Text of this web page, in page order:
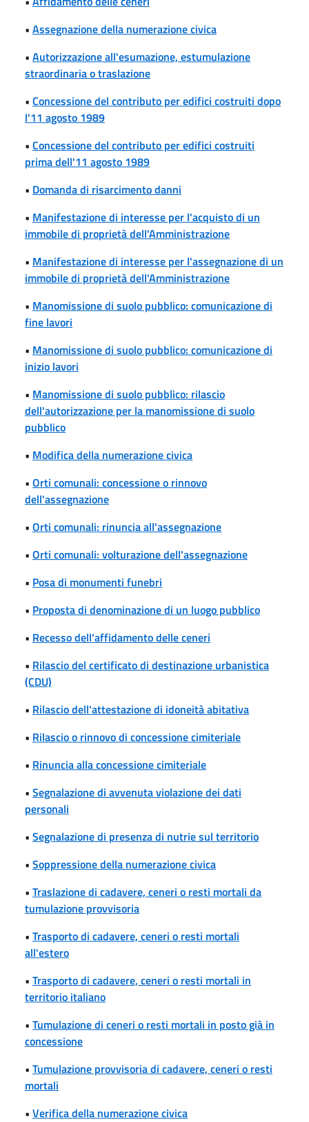
• Assegnazione della numerazione civica
• Autorizzazione all'esumazione, estumulazione
straordinaria o traslazione
• Concessione del contributo per edifici costruiti dopo
l'11 agosto 1989
• Concessione del contributo per edifici costruiti
prima dell'11 agosto 1989
• Domanda di risarcimento danni
• Manifestazione di interesse per l'acquisto di un
immobile di proprietà dell'Amministrazione
• Manifestazione di interesse per l'assegnazione di un
immobile di proprietà dell'Amministrazione
• Manomissione di suolo pubblico: comunicazione di
fine lavori
• Manomissione di suolo pubblico: comunicazione di
inizio lavori
• Manomissione di suolo pubblico: rilascio
dell'autorizzazione per la manomissione di suolo
pubblico
• Modifica della numerazione civica
• Orti comunali: concessione o rinnovo
dell'assegnazione
• Orti comunali: rinuncia all'assegnazione
• Orti comunali: volturazione dell'assegnazione
• Posa di monumenti funebri
• Proposta di denominazione di un luogo pubblico
• Recesso dell'affidamento delle ceneri
• Rilascio del certificato di destinazione urbanistica
(CDU)
• Rilascio dell'attestazione di idoneità abitativa
• Rilascio o rinnovo di concessione cimiteriale
• Rinuncia alla concessione cimiteriale
• Segnalazione di avvenuta violazione dei dati
personali
• Segnalazione di presenza di nutrie sul territorio
• Soppressione della numerazione civica
• Traslazione di cadavere, ceneri o resti mortali da
tumulazione provvisoria
• Trasporto di cadavere, ceneri o resti mortali
all'estero
• Trasporto di cadavere, ceneri o resti mortali in
territorio italiano
• Tumulazione di ceneri o resti mortali in posto già in
concessione
• Tumulazione provvisoria di cadavere, ceneri o resti
mortali
• Verifica della numerazione civica